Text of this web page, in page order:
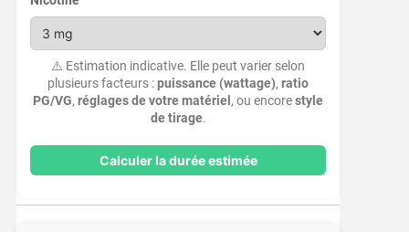
⚠️ Estimation indicative. Elle peut varier selon
plusieurs facteurs :puissance (wattage),ratio
PG/VG,réglages de votre matériel , ou encorestyle
de tirage.
Calculer la durée estimée